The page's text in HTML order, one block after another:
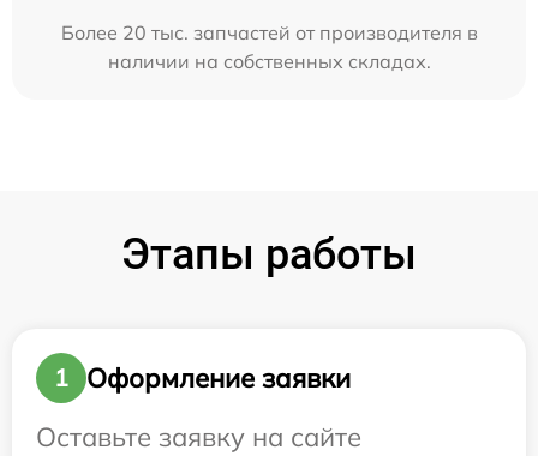
Более 20 тыс. запчастей от производителя в
наличии на собственных складах.
Этапы работы
1
Оформление заявки
Оставьте заявку на сайте